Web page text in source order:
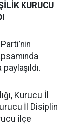
KURUCU
Kurucu İl
İl Disiplin
ilçe